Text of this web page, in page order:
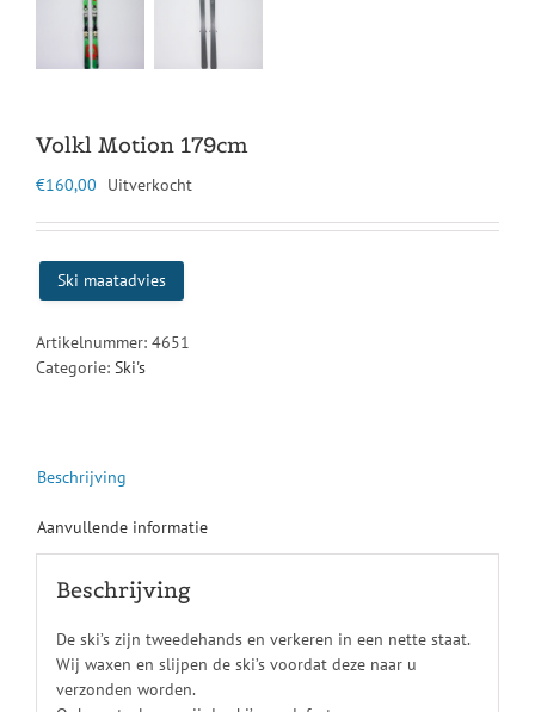
Volkl Motion 179cm
€160,00 Uitverkocht
Ski maatadvies
Artikelnummer: 4651
Categorie: Ski's
Beschrijving
Aanvullende informatie
Beschrijving
De ski’s zijn tweedehands en verkeren in een nette staat.
Wij waxen en slijpen de ski’s voordat deze naar u
verzonden worden.